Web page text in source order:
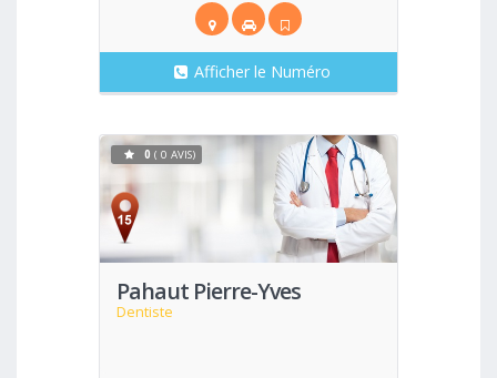
Afficher le Numéro
Pahaut Pierre-Yves
Dentiste
Voir
0 ( 0 AVIS)